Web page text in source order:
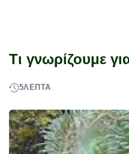
Τι γνωρίζουμε
5ΛΕΠΤΆ